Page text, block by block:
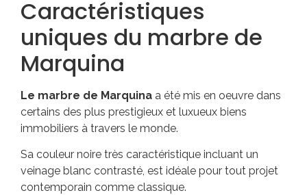
Caractéristiques
uniques du marbre de
Marquina
Le marbre de Marquina a été mis en oeuvre dans
certains des plus prestigieux et luxueux biens
immobiliers à travers le monde.
Sa couleur noire très caractéristique incluant un
veinage blanc contrasté, est idéale pour tout projet
contemporain comme classique.